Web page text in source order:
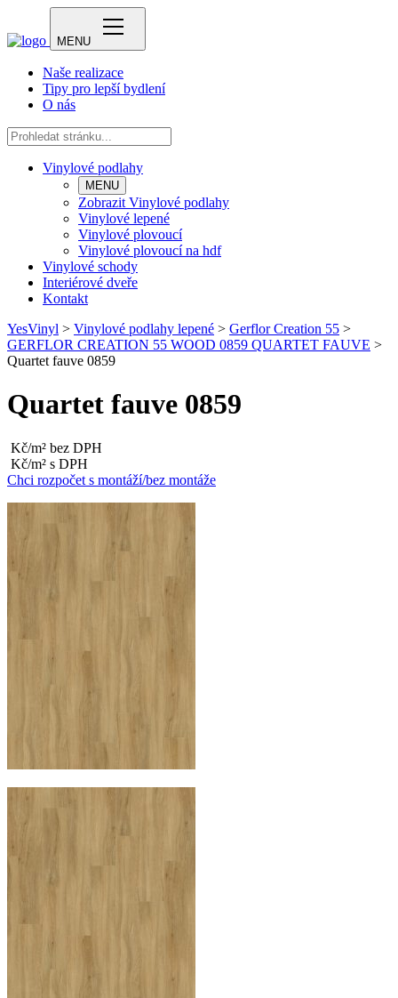
MENU
Naše realizace
Tipy pro lepší bydlení
O nás
Vinylové podlahy
MENU
Zobrazit Vinylové podlahy
Vinylové lepené
Vinylové plovoucí
Vinylové plovoucí na hdf
Vinylové schody
Interiérové dveře
Kontakt
YesVinyl > Vinylové podlahy lepené > Gerflor Creation 55 >
GERFLOR CREATION 55 WOOD 0859 QUARTET FAUVE >
Quartet fauve 0859
Quartet fauve 0859
Kč/m² bez DPH
Kč/m² s DPH
Chci rozpočet s montáží/bez montáže